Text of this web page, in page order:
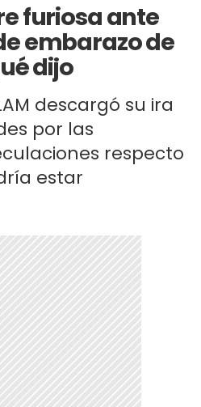
furiosa ante
embarazo de
dijo
descargó su ira
por las
respecto
estar